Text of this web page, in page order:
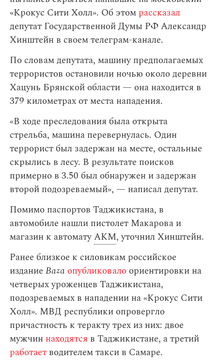
«Крокус Сити Холл». Об этом рассказал
депутат Государственной Думы РФ Александр
Хинштейн в своем телеграм-канале.
По словам депутата, машину предполагаемых
террористов остановили ночью около деревни
Хацунь Брянской области — она находится в
379 километрах от места нападения.
«В ходе преследования была открыта
стрельба, машина перевернулась. Один
террорист был задержан на месте, остальные
скрылись в лесу. В результате поисков
примерно в 3.50 был обнаружен и задержан
второй подозреваемый», — написал депутат.
Помимо паспортов Таджикистана, в
автомобиле нашли пистолет Макарова и
магазин к автоматуАКМ, уточнил Хинштейн.
Ранее близкое к силовикам российское
изданиеBaza опубликовало ориентировки на
четверых уроженцев Таджикистана,
подозреваемых в нападении на «Крокус Сити
Холл». МВД республики опровергло
причастность к теракту трех из них: двое
мужчин находятся в Таджикистане, а третий
работает водителем такси в Самаре.